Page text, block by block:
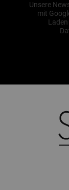
Unsere
mit